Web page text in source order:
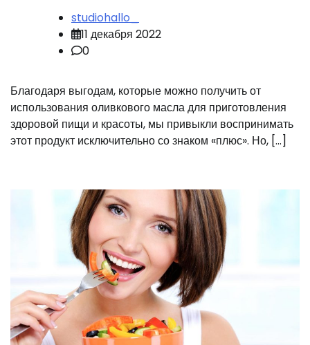
studiohallo_
11 декабря 2022
0
Благодаря выгодам, которые можно получить от
использования оливкового масла для приготовления
здоровой пищи и красоты, мы привыкли воспринимать
этот продукт исключительно со знаком «плюс». Но, […]